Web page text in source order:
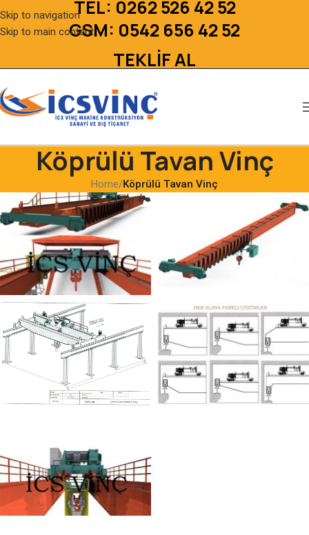
Skip to navigation
Skip to main content
TEL: 0262 526 42 52
GSM: 0542 656 42 52
TEKLİF AL
Köprülü Tavan Vinç
Home/Köprülü Tavan Vinç